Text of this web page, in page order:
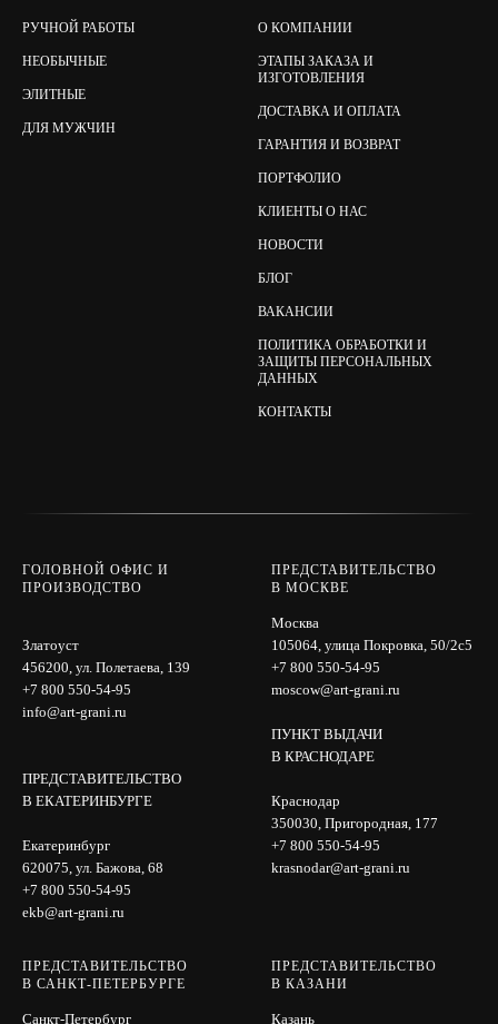
РУЧНОЙ РАБОТЫ
НЕОБЫЧНЫЕ
ЭЛИТНЫЕ
ДЛЯ МУЖЧИН
О КОМПАНИИ
ЭТАПЫ ЗАКАЗА И
ИЗГОТОВЛЕНИЯ
ДОСТАВКА И ОПЛАТА
ГАРАНТИЯ И ВОЗВРАТ
ПОРТФОЛИО
КЛИЕНТЫ О НАС
НОВОСТИ
БЛОГ
ВАКАНСИИ
ПОЛИТИКА ОБРАБОТКИ И
ЗАЩИТЫ ПЕРСОНАЛЬНЫХ
ДАННЫХ
КОНТАКТЫ
ГОЛОВНОЙ ОФИС И
ПРОИЗВОДСТВО
Златоуст
456200, ул. Полетаева, 139
+7 800 550-54-95
info@art-grani.ru
ПРЕДСТАВИТЕЛЬСТВО
В ЕКАТЕРИНБУРГЕ
Екатеринбург
620075, ул. Бажова, 68
+7 800 550-54-95
ekb@art-grani.ru
ПРЕДСТАВИТЕЛЬСТВО
В МОСКВЕ
Москва
105064, улица Покровка, 50/2с5
+7 800 550-54-95
moscow@art-grani.ru
ПУНКТ ВЫДАЧИ
В КРАСНОДАРЕ
Краснодар
350030, Пригородная, 177
+7 800 550-54-95
krasnodar@art-grani.ru
ПРЕДСТАВИТЕЛЬСТВО
В САНКТ-ПЕТЕРБУРГЕ
Санкт-Петербург
ПРЕДСТАВИТЕЛЬСТВО
В КАЗАНИ
Казань